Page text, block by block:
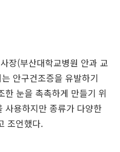
장(부산대학교병원 안과 교
안구건조증을 유발하기
한 눈을 촉촉하게 만들기 위
사용하지만 종류가 다양한
조언했다.